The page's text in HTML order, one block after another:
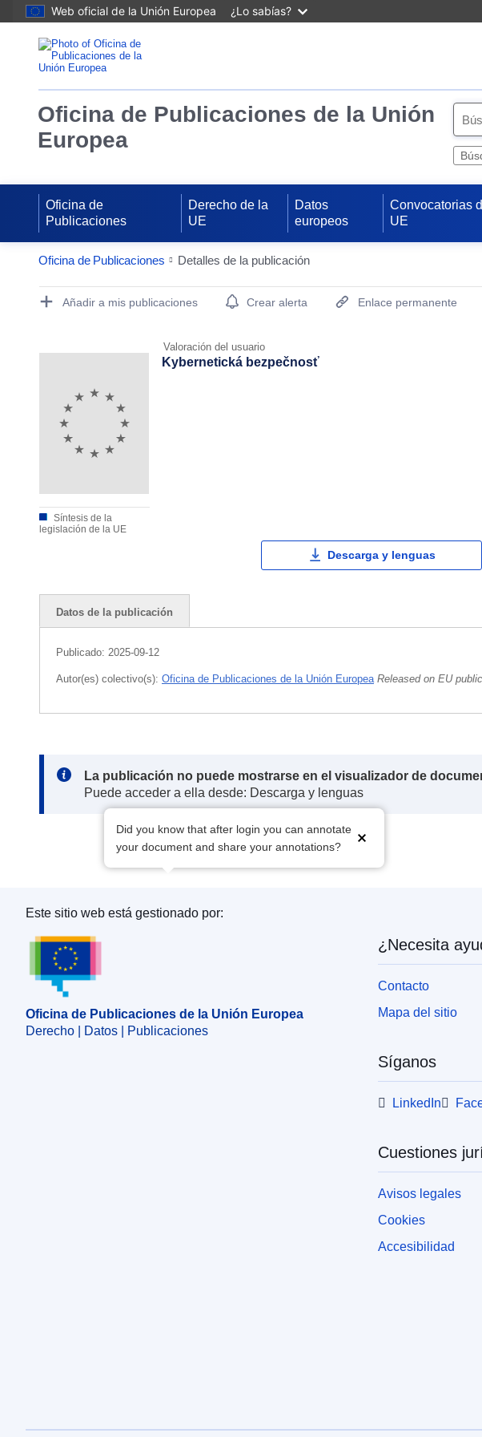
Web oficial de la Unión Europea ¿Lo sabías?
Oficina de Publicaciones de la Unión
Europea
e
Oficina de
Publicaciones
Derecho de la
UE
Datos
europeos
Convocatorias
UE
Oficina de Publicaciones Detalles de la publicación
Publication Detail Actions Portlet
Añadir a mis publicaciones Crear alerta Enlace permanente
Valoración del usuario
Síntesis de la
legislación de la UE
Kybernetická bezpečnosť
Descarga y lenguas
Datos de la publicación
Publicado: 2025-09-12
Autor(es) colectivo(s): Oficina de Publicaciones de la Unión Europea Released on EU
Note:
La publicación no puede mostrarse en el visualizador de
Puede acceder a ella desde: Descarga y lenguas
Did you know that after login you can annotate
your document and share your annotations?
Oficina de Publicaciones de la Unión Europea
Este sitio web está gestionado por:
Oficina de Publicaciones de la Unión Europea
Derecho | Datos | Publicaciones
¿Necesita
Contacto
Mapa del sitio
Síganos
LinkedIn
Cuestiones
Avisos legales
Cookies
Accesibilidad